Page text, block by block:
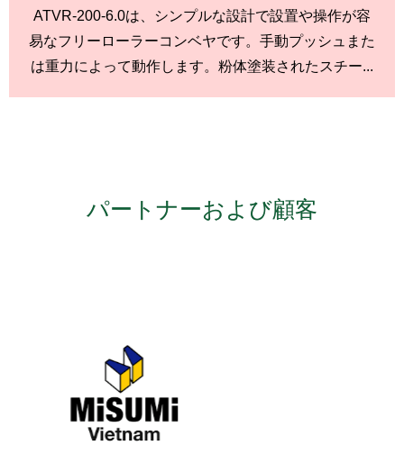
ATVR-200-6.0は、シンプルな設計で設置や操作が容
易なフリーローラーコンベヤです。手動プッシュまた
は重力によって動作します。粉体塗装されたスチー...
パートナーおよび顧客